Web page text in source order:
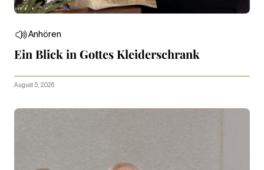
Anhören
Ein Blick in Gottes Kleiderschrank
August 5, 2026